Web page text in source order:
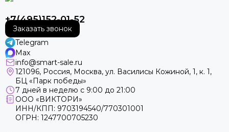
+7(495)152-01-52
Заказать звонок
Telegram
Max
info@smart-sale.ru
121096, Россия, Москва, ул. Василисы Кожиной, 1, к. 1,
БЦ «Парк победы»
7 дней в неделю с 9:00 до 21:00
ООО «ВИКТОРИ»
ИНН/КПП: 9703194540/770301001
ОГРН: 1247700705230